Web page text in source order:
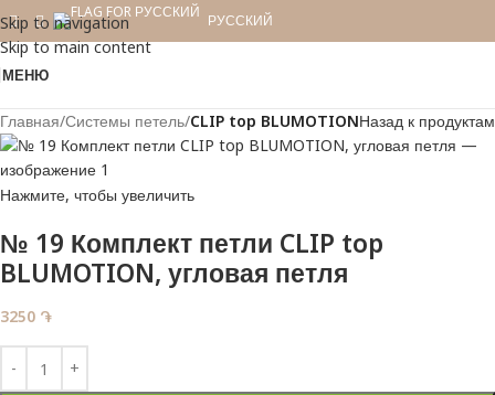
Skip to navigation
Skip to main content
РУССКИЙ
МЕНЮ
Главная Системы петель CLIP top BLUMOTIONНазад к продуктам
Нажмите, чтобы увеличить
№ 19 Комплект петли CLIP top
BLUMOTION, угловая петля
3250 ֏